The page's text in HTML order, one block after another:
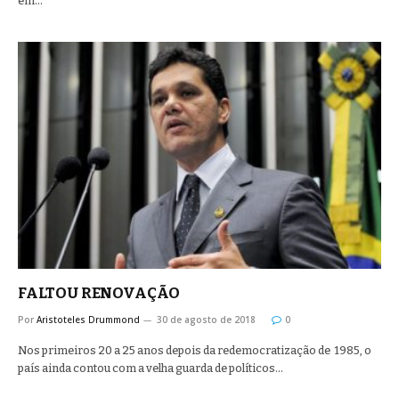
FALTOU RENOVAÇÃO
Por Aristoteles Drummond 30 de agosto de 2018 0
Nos primeiros 20 a 25 anos depois da redemocratização de 1985, o
país ainda contou com a velha guarda de políticos…